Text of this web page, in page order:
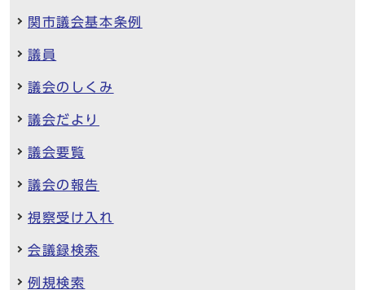
関市議会基本条例
議員
議会のしくみ
議会だより
議会要覧
議会の報告
視察受け入れ
会議録検索
例規検索